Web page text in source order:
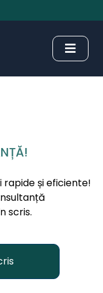
și eficiente!
scris.